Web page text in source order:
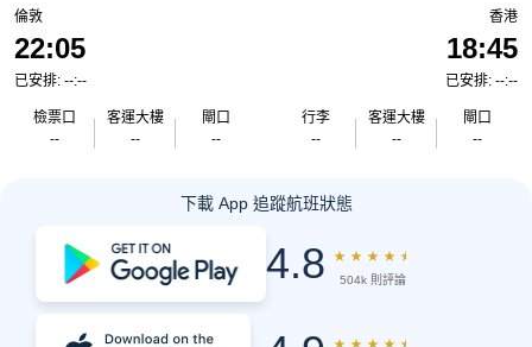
倫敦
22:05
已安排: --:--
檢票口
--
客運大樓
--
閘口
--
香港
18:45
已安排: --:--
行李
--
客運大樓
--
閘口
--
下載 App 追蹤航班狀態
4.8 ★ ★ ★ ★ ★
504k 則評論
★ ★ ★ ★ ★